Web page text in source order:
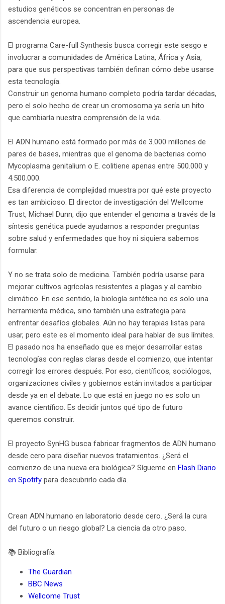
estudios genéticos se concentran en personas de
ascendencia europea.
El programa Care-full Synthesis busca corregir este sesgo e
involucrar a comunidades de América Latina, África y Asia,
para que sus perspectivas también definan cómo debe usarse
esta tecnología.
Construir un genoma humano completo podría tardar décadas,
pero el solo hecho de crear un cromosoma ya sería un hito
que cambiaría nuestra comprensión de la vida.
El ADN humano está formado por más de 3.000 millones de
pares de bases, mientras que el genoma de bacterias como
Mycoplasma genitalium o E. colitiene apenas entre 500.000 y
4.500.000.
Esa diferencia de complejidad muestra por qué este proyecto
es tan ambicioso. El director de investigación del Wellcome
Trust, Michael Dunn, dijo que entender el genoma a través de la
síntesis genética puede ayudarnos a responder preguntas
sobre salud y enfermedades que hoy ni siquiera sabemos
formular.
Y no se trata solo de medicina. También podría usarse para
mejorar cultivos agrícolas resistentes a plagas y al cambio
climático. En ese sentido, la biología sintética no es solo una
herramienta médica, sino también una estrategia para
enfrentar desafíos globales. Aún no hay terapias listas para
usar, pero este es el momento ideal para hablar de sus límites.
El pasado nos ha enseñado que es mejor desarrollar estas
tecnologías con reglas claras desde el comienzo, que intentar
corregir los errores después. Por eso, científicos, sociólogos,
organizaciones civiles y gobiernos están invitados a participar
desde ya en el debate. Lo que está en juego no es solo un
avance científico. Es decidir juntos qué tipo de futuro
queremos construir.
El proyecto SynHG busca fabricar fragmentos de ADN humano
desde cero para diseñar nuevos tratamientos. ¿Será el
comienzo de una nueva era biológica? Sígueme en Flash Diario
en Spotify para descubrirlo cada día.
Crean ADN humano en laboratorio desde cero. ¿Será la cura
del futuro o un riesgo global? La ciencia da otro paso.
📚 Bibliografía
The Guardian
BBC News
Wellcome Trust